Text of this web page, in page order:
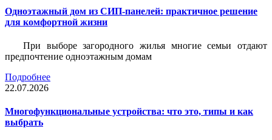
Одноэтажный дом из СИП-панелей: практичное решение
для комфортной жизни
При выборе загородного жилья многие семьи отдают
предпочтение одноэтажным домам
Подробнее
22.07.2026
Многофункциональные устройства: что это, типы и как
выбрать